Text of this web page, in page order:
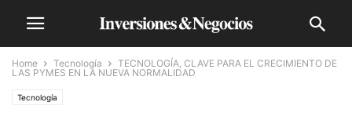
Home Tecnología
TECNOLOGÍA, CLAVE PARA EL CRECIMIENTO DE
LAS PYMES EN LA NUEVA NORMALIDAD
Tecnología